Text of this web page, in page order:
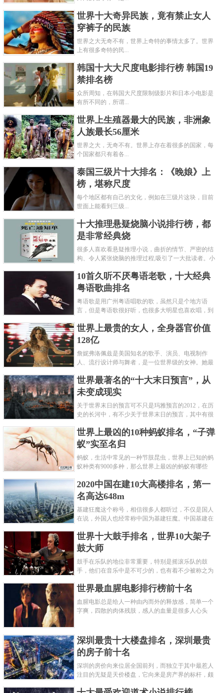
世界十大奇异民族，竟有禁止女人
穿裤子的民族
世界之大无奇不有，世界上奇特的事情太多了。世界
上有很多奇特的民...
韩国十大大尺度电影排行榜 韩国19
禁排名榜
众所周知，在韩国大尺度限制级影片和日本小电影是
有所不同的，所谓...
世界上生殖器最大的民族，非洲象
人族最长56厘米
世界之大，无奇不有。世界上存在着很多的国家，每
个国家都只有着各...
泰国三级片十大排名：《晚娘》上
榜，堪称尺度
每个地区都有自己的文化，例如在三级片这块，目前
世面上能看到三级...
十大推理悬疑烧脑小说排行榜，都
是非常经典烧
很多人喜欢看悬疑推理小说，曲折的情节、严密的结
构、令人紧张烧脑的推理过程,吸引了一大批读者。小
常烧脑的经典。 1.《死亡通......
10首久听不厌粤语老歌，十大经典
粤语歌曲排名
粤语歌是用广州粤语唱歌的歌，虽然只是个地方语
言，但是粤语歌很好听，也很多大明星也喜欢唱，到
语歌排行榜中选几首歌都是好......
世界上最贵的女人，全身器官价值
128亿
詹妮弗洛佩兹是美国知名的歌手、演员、电视制作
人、流行设计师与舞者，是一位世界级的女神。她最
堪称是世界上最贵的女人，如......
世界最著名的“十大末日预言”，从
未变成现实
关于世界末日的预言可不只是玛雅预言的2012，在历
史的长河中，有不少关于世界末日的预言，其中有很
数预言世界末日的人都从宗教......
世界上最凶的10种蚂蚁排名，“子弹
蚁”实至名归
蚂蚁，生活中常见的一种节肢昆虫，世界上已知的蚂
蚁种类有9000多种，那么世界上最凶的蚂蚁有哪些
名吧，其中子弹蚁真的是实至名......
2020中国在建10大高楼排名，第一
名高达648m
基建狂魔这个称号，相信很多人都听过，不仅是国人
在说，外国人也经常称中国为基建狂魔。中国基建在
度快而且质量高，我国的超......
世界十大鼓手排名，世界10大架子
鼓大师
鼓手在乐队的地位非常重要，特别是摇滚乐队的鼓
手，他们在音乐中是不可少的，也有着不少被称之为
巴拉排行榜网小编为你们带来......
世界最血腥电影排行榜前十名
血腥电影总是给人一种由内而外的释放感，简单一个
字爽，四散的肉体残肢，感人的血量是很多人心头
深圳最贵十大楼盘排名，深圳最贵
的房子前十名
深圳的房价向来位居全国前列，而独立于其中最惹人
注目的无疑是天价楼盘，它向来是房产界的标杆，颇